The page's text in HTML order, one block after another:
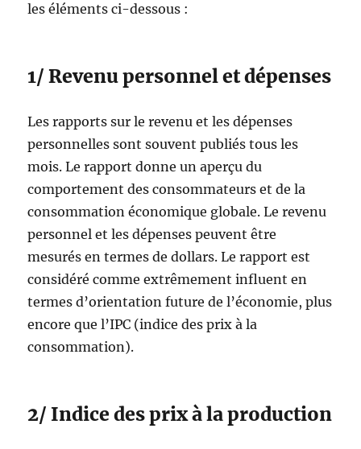
les éléments ci-dessous :
1/ Revenu personnel et dépenses
Les rapports sur le revenu et les dépenses
personnelles sont souvent publiés tous les
mois. Le rapport donne un aperçu du
comportement des consommateurs et de la
consommation économique globale. Le revenu
personnel et les dépenses peuvent être
mesurés en termes de dollars. Le rapport est
considéré comme extrêmement influent en
termes d’orientation future de l’économie, plus
encore que l’IPC (indice des prix à la
consommation).
2/ Indice des prix à la production